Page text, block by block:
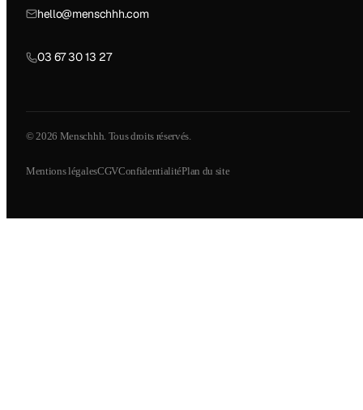
hello@menschhh.com
03 67 30 13 27
© 2026 Menschhh. Tous droits réservés.
Mentions légalesCGVConfidentialitéPlan du site